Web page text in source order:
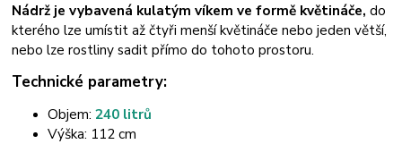
Nádrž je vybavená kulatým víkem ve formě květináče, do
kterého lze umístit až čtyři menší květináče nebo jeden větší,
nebo lze rostliny sadit přímo do tohoto prostoru.
Technické parametry:
Objem:240 litrů
Výška: 112 cm